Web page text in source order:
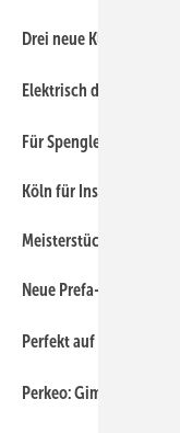
Drei neue Klassiker von
Elektrisch doppelbiegen
Für Spengler gemacht:
Köln für Insider
Meisterstück des
Neue Prefa-
Perfekt auf die
Perkeo: GimMeFive